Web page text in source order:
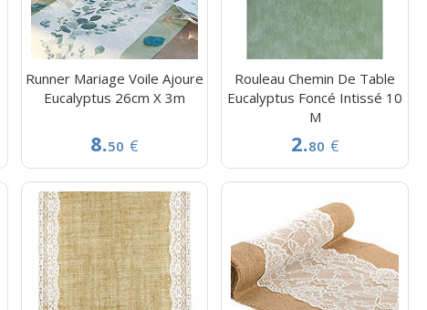
Runner Mariage Voile Ajoure
Eucalyptus 26cm X 3m
8.50 €
Rouleau Chemin De Table
Eucalyptus Foncé Intissé 10
M
2.80 €